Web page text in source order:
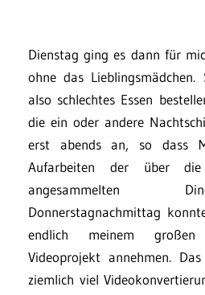
Dienstag ging es dann für
ohne das
also schlechtes Essen
die ein oder andere
erst abends an, so dass
Aufarbeiten der über die
angesammelten
Donnerstagnachmittag
endlich meinem großen
Videoprojekt annehmen.
ziemlich viel